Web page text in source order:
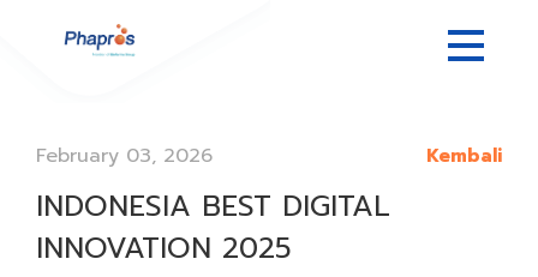
February 03, 2026 Kembali
INDONESIA BEST DIGITAL
INNOVATION 2025